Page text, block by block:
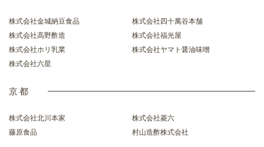
株式会社金城納豆食品
株式会社四十萬谷本舗
株式会社高野酢造
株式会社福光屋
株式会社ホリ乳業
株式会社ヤマト醤油味噌
株式会社六星
京都
株式会社北川本家
株式会社菱六
藤原食品
村山造酢株式会社